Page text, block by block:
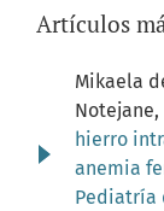
Artículos
Mikaela
Notejane,
hierro
anemia
Pediatría